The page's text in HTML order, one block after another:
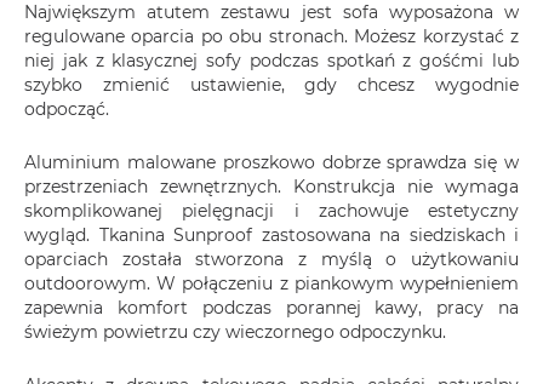
Największym atutem zestawu jest sofa wyposażona w
regulowane oparcia po obu stronach. Możesz korzystać z
niej jak z klasycznej sofy podczas spotkań z gośćmi lub
szybko zmienić ustawienie, gdy chcesz wygodnie
odpocząć.
Aluminium malowane proszkowo dobrze sprawdza się w
przestrzeniach zewnętrznych. Konstrukcja nie wymaga
skomplikowanej pielęgnacji i zachowuje estetyczny
wygląd. Tkanina Sunproof zastosowana na siedziskach i
oparciach została stworzona z myślą o użytkowaniu
outdoorowym. W połączeniu z piankowym wypełnieniem
zapewnia komfort podczas porannej kawy, pracy na
świeżym powietrzu czy wieczornego odpoczynku.